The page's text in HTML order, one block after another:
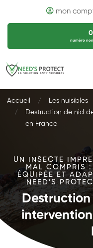
mon
numéro
Accueil
Les nuisibles
Destruction de nid
en France
UN INSECTE
MAL COMPRIS
ÉQUIPÉE ET
NEED'S